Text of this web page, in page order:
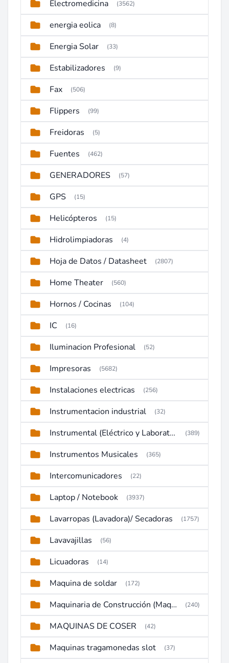
Electromedicina (3562)
energia eolica (8)
Energia Solar (33)
Estabilizadores (9)
Fax (506)
Flippers (99)
Freidoras (5)
Fuentes (462)
GENERADORES (57)
GPS (15)
Helicópteros (15)
Hidrolimpiadoras (4)
Hoja de Datos / Datasheet (2807)
Home Theater (560)
Hornos / Cocinas (104)
IC (16)
Iluminacion Profesional (52)
Impresoras (5682)
Instalaciones electricas (256)
Instrumentacion industrial (32)
Instrumental (Eléctrico y Laboratorio) (389)
Instrumentos Musicales (365)
Intercomunicadores (22)
Laptop / Notebook (3937)
Lavarropas (Lavadora)/ Secadoras (1757)
Lavavajillas (56)
Licuadoras (14)
Maquina de soldar (172)
Maquinaria de Construcción (Maquinaria Pesada) (240)
MAQUINAS DE COSER (42)
Maquinas tragamonedas slot (37)